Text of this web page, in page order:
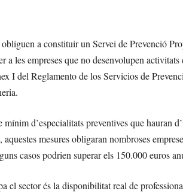
a constituir un Servei de Prevenció
les empreses que no desenvolupen activitats
I del Reglamento de los Servicios de
d’especialitats preventives que hauran
mesures obligaran nombroses
casos podrien superar els 150.000 euros
el sector és la disponibilitat real de